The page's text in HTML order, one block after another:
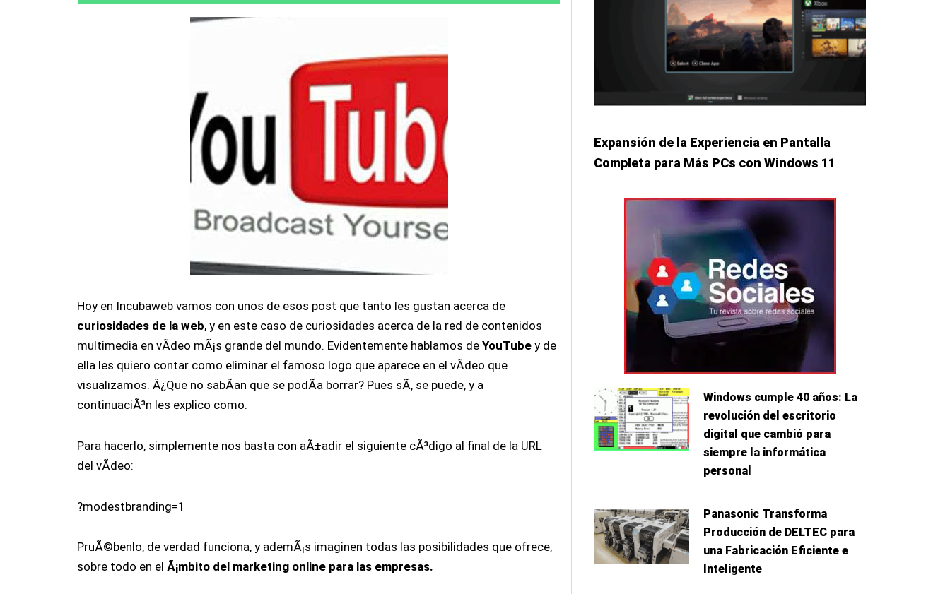
Hoy en Incubaweb vamos con unos de esos post que tanto les gustan acerca de
curiosidades de la web, y en este caso de curiosidades acerca de la red de contenidos
multimedia en vÃ­deo mÃ¡s grande del mundo. Evidentemente hablamos de YouTube y de
ella les quiero contar como eliminar el famoso logo que aparece en el vÃ­deo que
visualizamos. Â¿Que no sabÃ­an que se podÃ­a borrar? Pues sÃ­, se puede, y a
continuaciÃ³n les explico como.
Para hacerlo, simplemente nos basta con aÃ±adir el siguiente cÃ³digo al final de la URL
del vÃ­deo:
?modestbranding=1
PruÃ©benlo, de verdad funciona, y ademÃ¡s imaginen todas las posibilidades que ofrece,
sobre todo en elÃ¡mbito del marketing online para las empresas.
Expansión de la Experiencia en Pantalla
Completa para Más PCs con Windows 11
Windows cumple 40 años: La
revolución del escritorio
digital que cambió para
siempre la informática
personal
Panasonic Transforma
Producción de DELTEC para
una Fabricación Eficiente e
Inteligente